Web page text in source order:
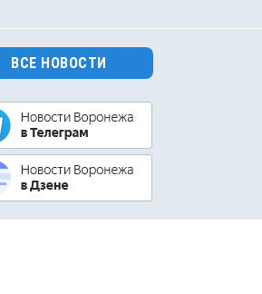
ВСЕ НОВОСТИ